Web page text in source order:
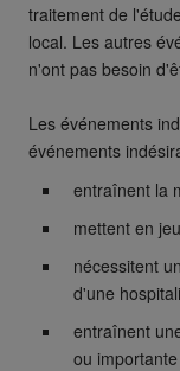
traitement de
local. Les autres
n'ont pas besoin
Les événements
événements
entraînent la
mettent en
nécessitent
d'une
entraînent
ou